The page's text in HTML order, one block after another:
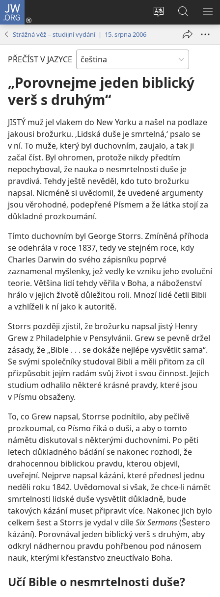
JW.ORG
Změnit
stránek
Přihlásit
se
okno)
Hledat
na
JW.ORG
Strážná věž – studijní vydání | 15. srpna 2006
PŘEČÍST V JAZYCE
„Porovnejme jeden biblický
verš s druhým“
JISTÝ muž jel vlakem do New Yorku a našel na podlaze
jakousi brožurku. ‚Lidská duše je smrtelná,‘ psalo se
v ní. To muže, který byl duchovním, zaujalo, a tak ji
začal číst. Byl ohromen, protože nikdy předtím
nepochyboval, že nauka o nesmrtelnosti duše je
pravdivá. Tehdy ještě nevěděl, kdo tuto brožurku
napsal. Nicméně si uvědomil, že uvedené argumenty
jsou věrohodné, podepřené Písmem a že látka stojí za
důkladné prozkoumání.
Tímto duchovním byl George Storrs. Zmíněná příhoda
se odehrála v roce 1837, tedy ve stejném roce, kdy
Charles Darwin do svého zápisníku poprvé
zaznamenal myšlenky, jež vedly ke vzniku jeho evoluční
teorie. Většina lidí tehdy věřila v Boha, a náboženství
hrálo v jejich životě důležitou roli. Mnozí lidé četli Bibli
a vzhlíželi k ní jako k autoritě.
Storrs později zjistil, že brožurku napsal jistý Henry
Grew z Philadelphie v Pensylvánii. Grew se pevně držel
zásady, že „Bible . . . se dokáže nejlépe vysvětlit sama“.
Se svými společníky studoval Bibli a měli přitom za cíl
přizpůsobit jejím radám svůj život i svou činnost. Jejich
studium odhalilo některé krásné pravdy, které jsou
v Písmu obsaženy.
To, co Grew napsal, Storrse podnítilo, aby pečlivě
prozkoumal, co Písmo říká o duši, a aby o tomto
námětu diskutoval s některými duchovními. Po pěti
letech důkladného bádání se nakonec rozhodl, že
drahocennou biblickou pravdu, kterou objevil,
uveřejní. Nejprve napsal kázání, které přednesl jednu
neděli roku 1842. Uvědomoval si však, že chce-li námět
smrtelnosti lidské duše vysvětlit důkladně, bude
takových kázání muset připravit více. Nakonec jich bylo
celkem šest a Storrs je vydal v díleSix Sermons(Šestero
kázání). Porovnával jeden biblický verš s druhým, aby
odkryl nádhernou pravdu pohřbenou pod nánosem
nauk, kterými křesťanstvo zneuctívalo Boha.
Učí Bible o nesmrtelnosti duše?